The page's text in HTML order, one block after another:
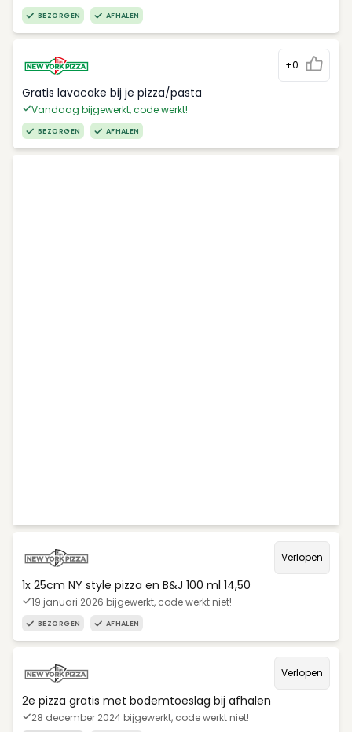
BEZORGEN AFHALEN
+0
Gratis lavacake bij je pizza/pasta
Vandaag bijgewerkt, code werkt!
BEZORGEN AFHALEN
Verlopen
1x 25cm NY style pizza en B&J 100 ml 14,50
19 januari 2026 bijgewerkt, code werkt niet!
BEZORGEN AFHALEN
Verlopen
2e pizza gratis met bodemtoeslag bij afhalen
28 december 2024 bijgewerkt, code werkt niet!